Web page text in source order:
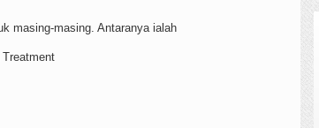
masing-masing. Antaranya ialah